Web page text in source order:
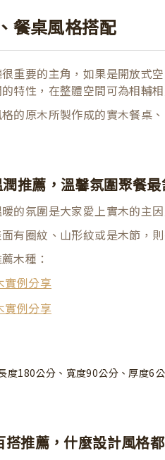
餐桌風格搭配
重要的主角，如果是開放式
特性，在整體空間可為相輔
的原木所製作成的實木餐桌
推薦，溫馨氛圍聚餐
的氛圍是大家愛上實木的主
有圈紋、山形紋或是木節，
木種：
實例分享
實例分享
度180公分、寬度90公分、厚度6
搭推薦，什麼設計風格